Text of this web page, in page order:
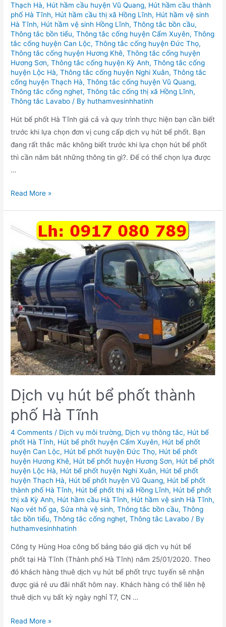
Thạch Hà, Hút hầm cầu huyện Vũ Quang, Hút hầm cầu thành
phố Hà Tĩnh, Hút hầm cầu thị xã Hồng Lĩnh, Hút hầm vệ sinh
Hà Tĩnh, Hút hầm vệ sinh Hồng Lĩnh,Thông tắc bồn cầu,
Thông tắc bồn tiểu,Thông tắc cống huyện Cẩm Xuyên,Thông
tắc cống huyện Can Lộc,Thông tắc cống huyện Đức Thọ,
Thông tắc cống huyện Hương Khê,Thông tắc cống huyện
Hương Sơn,Thông tắc cống huyện Kỳ Anh,Thông tắc cống
huyện Lộc Hà,Thông tắc cống huyện Nghi Xuân,Thông tắc
cống huyện Thạch Hà,Thông tắc cống huyện Vũ Quang,
Thông tắc cống nghẹt,Thông tắc cống thị xã Hồng Lĩnh,
Thông tắc Lavabo / By huthamvesinhhatinh
Hút bể phốt Hà Tĩnh giá cả và quy trình thực hiện bạn cần biết
trước khi lựa chọn đơn vị cung cấp dịch vụ hút bể phốt. Bạn
đang rất thắc mắc không biết trước khi lựa chọn hút bể phốt
thì cần nắm bắt những thông tin gì?. Để có thể chọn lựa được
…
Hút
Hà
Giá
Cả
Và
Quy
Trình
Thực
Hiện
Bạn
Cần
Biết
Read More »
Dịch vụ hút bể phốt thành
phố Hà Tĩnh
4 Comments / Dịch vụ môi trường, Dịch vụ thông tắc, Hút bể
phốt Hà Tĩnh, Hút bể phốt huyện Cẩm Xuyên, Hút bể phốt
huyện Can Lộc, Hút bể phốt huyện Đức Thọ, Hút bể phốt
huyện Hương Khê, Hút bể phốt huyện Hương Sơn, Hút bể phốt
huyện Lộc Hà, Hút bể phốt huyện Nghi Xuân, Hút bể phốt
huyện Thạch Hà, Hút bể phốt huyện Vũ Quang, Hút bể phốt
thành phố Hà Tĩnh, Hút bể phốt thị xã Hồng Lĩnh, Hút bể phốt
thị xã Kỳ Anh, Hút hầm cầu Hà Tĩnh, Hút hầm vệ sinh Hà Tĩnh,
Nạo vét hố ga, Sửa nhà vệ sinh,Thông tắc bồn cầu,Thông
tắc bồn tiểu,Thông tắc cống nghẹt,Thông tắc Lavabo / By
huthamvesinhhatinh
Công ty Hùng Hoa công bố bảng báo giá dịch vụ hút bể
phốt tại Hà Tĩnh (Thành phố Hà Tĩnh) năm 25/01/2020. Theo
đó khách hàng thuê dịch vụ hút bể phốt trực tuyến sẽ nhận
được giá rẻ ưu đãi nhất hôm nay. Khách hàng có thể liên hệ
thuê dịch vụ bất kỳ ngày nghỉ T7, CN …
Dịch
Read More »